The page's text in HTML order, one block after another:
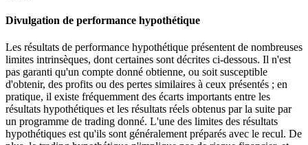
Divulgation de performance hypothétique
Les résultats de performance hypothétique présentent de nombreuses
limites intrinsèques, dont certaines sont décrites ci-dessous. Il n'est
pas garanti qu'un compte donné obtienne, ou soit susceptible
d'obtenir, des profits ou des pertes similaires à ceux présentés ; en
pratique, il existe fréquemment des écarts importants entre les
résultats hypothétiques et les résultats réels obtenus par la suite par
un programme de trading donné. L'une des limites des résultats
hypothétiques est qu'ils sont généralement préparés avec le recul. De